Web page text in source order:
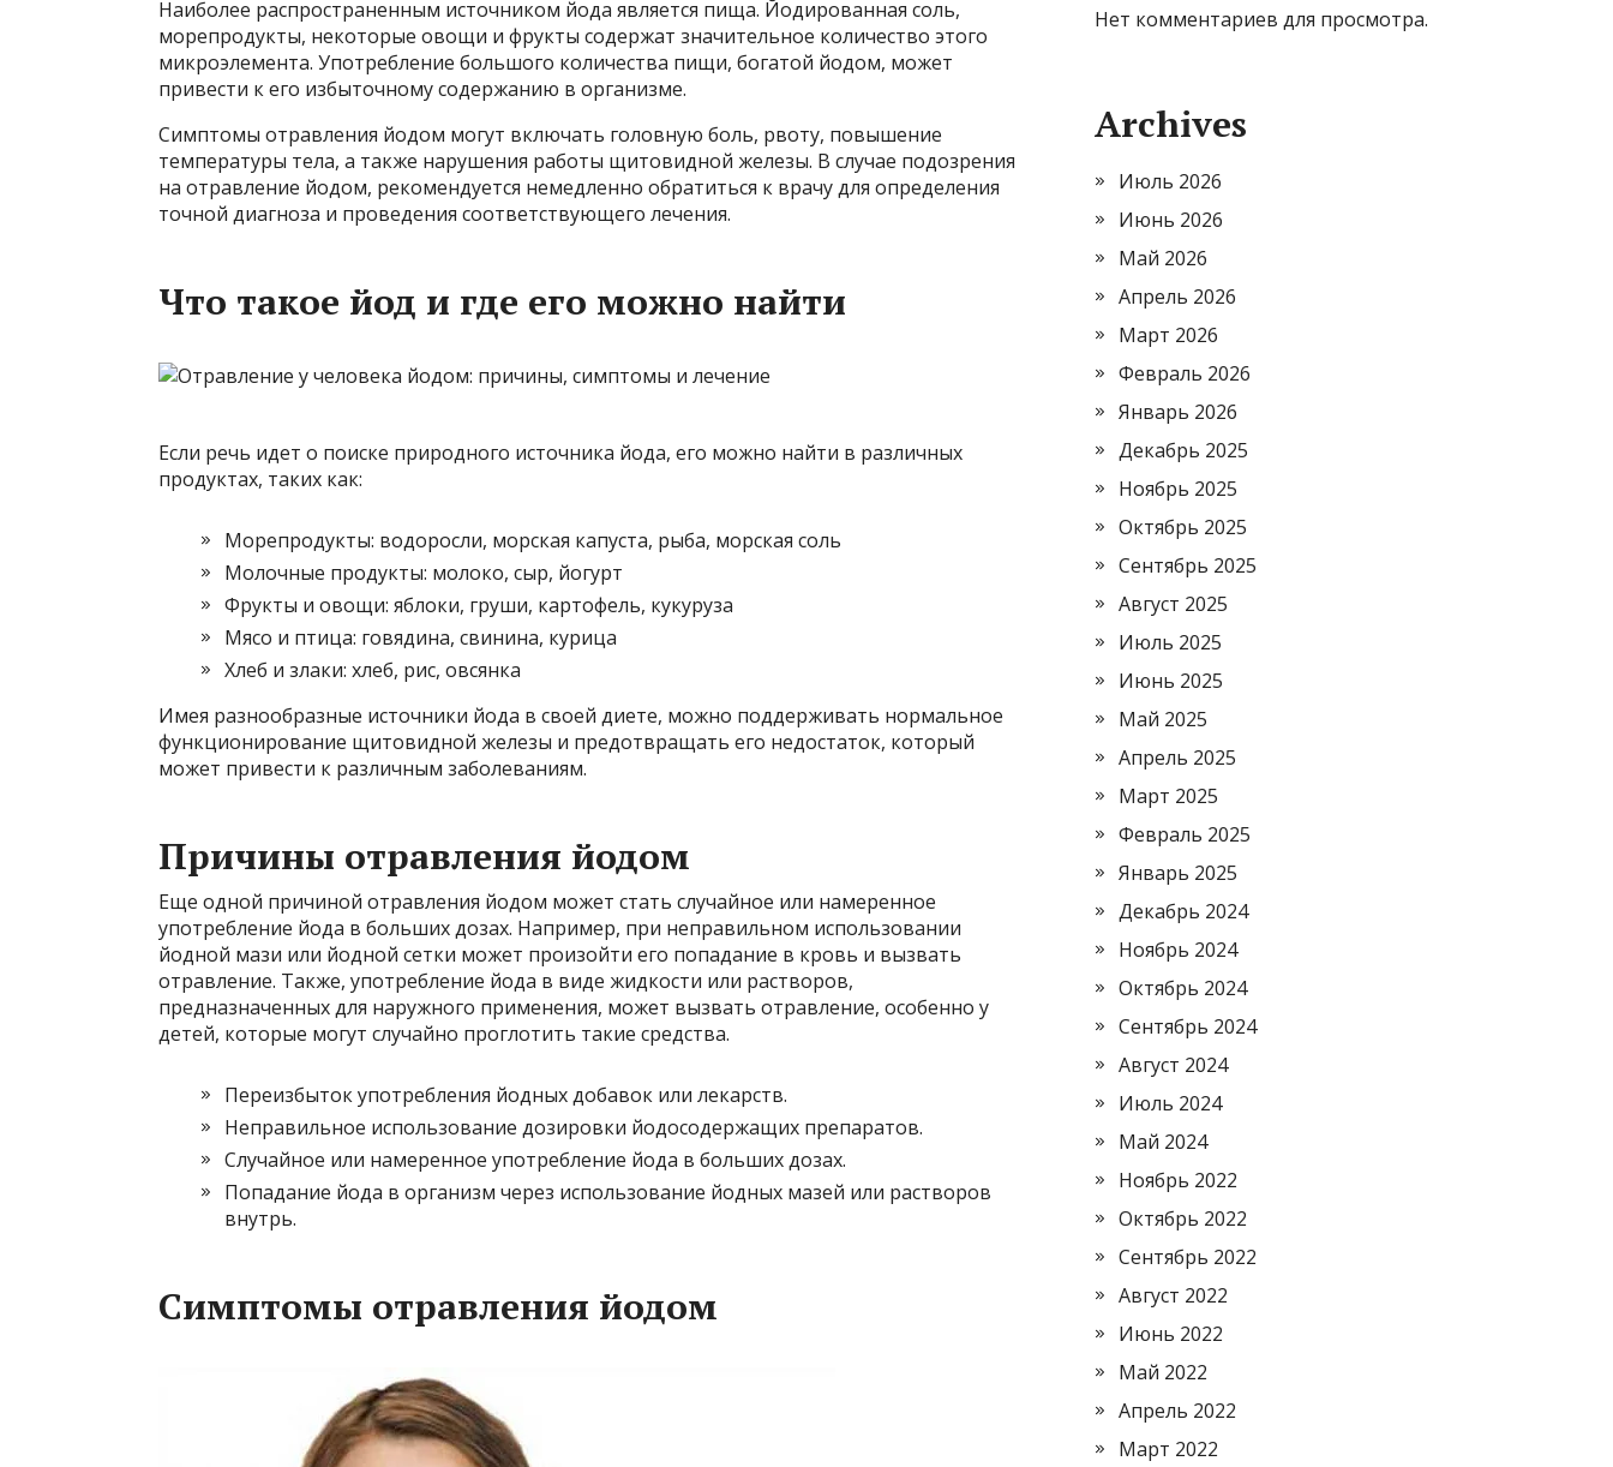
Наиболее распространенным источником йода является пища. Йодированная соль,
морепродукты, некоторые овощи и фрукты содержат значительное количество этого
микроэлемента. Употребление большого количества пищи, богатой йодом, может
привести к его избыточному содержанию в организме.
Симптомы отравления йодом могут включать головную боль, рвоту, повышение
температуры тела, а также нарушения работы щитовидной железы. В случае подозрения
на отравление йодом, рекомендуется немедленно обратиться к врачу для определения
точной диагноза и проведения соответствующего лечения.
Что такое йод и где его можно найти
Если речь идет о поиске природного источника йода, его можно найти в различных
продуктах, таких как:
Морепродукты: водоросли, морская капуста, рыба, морская соль
Молочные продукты: молоко, сыр, йогурт
Фрукты и овощи: яблоки, груши, картофель, кукуруза
Мясо и птица: говядина, свинина, курица
Хлеб и злаки: хлеб, рис, овсянка
Имея разнообразные источники йода в своей диете, можно поддерживать нормальное
функционирование щитовидной железы и предотвращать его недостаток, который
может привести к различным заболеваниям.
Причины отравления йодом
Еще одной причиной отравления йодом может стать случайное или намеренное
употребление йода в больших дозах. Например, при неправильном использовании
йодной мази или йодной сетки может произойти его попадание в кровь и вызвать
отравление. Также, употребление йода в виде жидкости или растворов,
предназначенных для наружного применения, может вызвать отравление, особенно у
детей, которые могут случайно проглотить такие средства.
Переизбыток употребления йодных добавок или лекарств.
Неправильное использование дозировки йодосодержащих препаратов.
Случайное или намеренное употребление йода в больших дозах.
Попадание йода в организм через использование йодных мазей или растворов
внутрь.
Симптомы отравления йодом
Нет комментариев для просмотра.
Archives
Июль 2026
Июнь 2026
Май 2026
Апрель 2026
Март 2026
Февраль 2026
Январь 2026
Декабрь 2025
Ноябрь 2025
Октябрь 2025
Сентябрь 2025
Август 2025
Июль 2025
Июнь 2025
Май 2025
Апрель 2025
Март 2025
Февраль 2025
Январь 2025
Декабрь 2024
Ноябрь 2024
Октябрь 2024
Сентябрь 2024
Август 2024
Июль 2024
Май 2024
Ноябрь 2022
Октябрь 2022
Сентябрь 2022
Август 2022
Июнь 2022
Май 2022
Апрель 2022
Март 2022